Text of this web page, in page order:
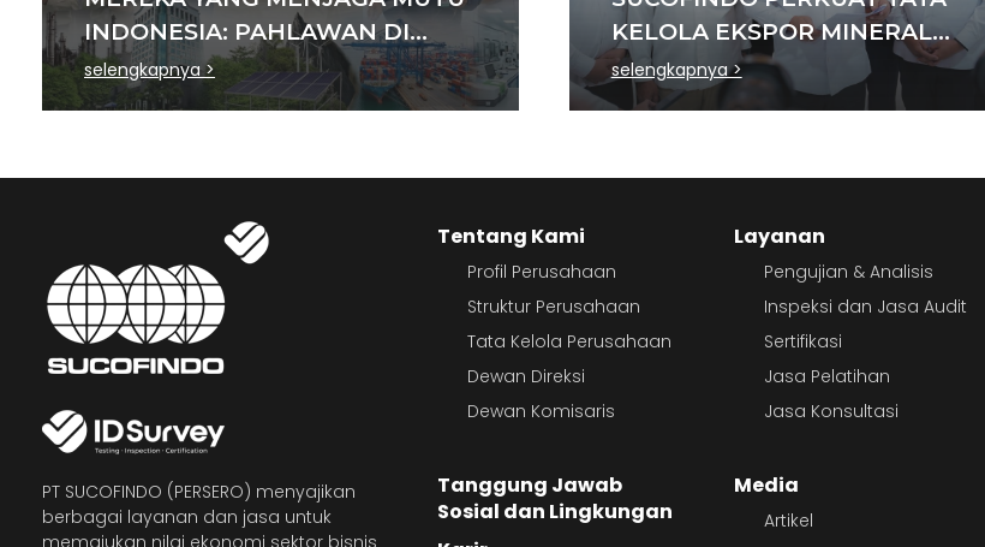
INDONESIA: PAHLAWAN DI
BALIK SETIAP STANDAR
INDUSTRI
selengkapnya >
KELOLA EKSPOR MINERAL
NASIONAL MELALUI SINERGI
DENGAN KSP DAN DANANTARA
selengkapnya >
PT SUCOFINDO (PERSERO) menyajikan
berbagai layanan dan jasa untuk
Tentang Kami
Profil Perusahaan
Struktur Perusahaan
Tata Kelola Perusahaan
Dewan Direksi
Dewan Komisaris
Tanggung Jawab
Sosial dan Lingkungan
Layanan
Pengujian & Analisis
Inspeksi dan Jasa Audit
Sertifikasi
Jasa Pelatihan
Jasa Konsultasi
Media
Artikel